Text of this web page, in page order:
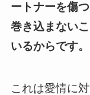
ートナーを傷
巻き込まない
いるからです。
これは愛情に